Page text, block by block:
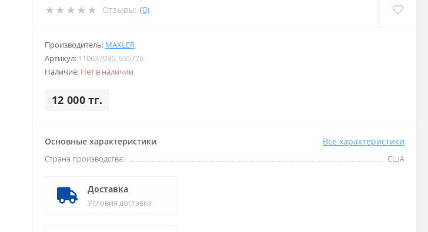
Отзывы: (0)
Производитель: MAXLER
Артикул: 110637936_935776
Наличие: Нет в наличии
12 000 тг.
Основные характеристики Все характеристики
Страна производства: США
Доставка
Условия доставки